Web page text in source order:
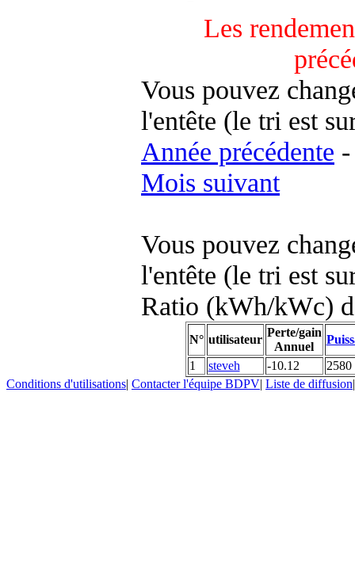
Les
Vous pouvez
l'entête (le tri est
Année précédente -
Mois suivant
Vous pouvez
l'entête (le tri est
Ratio (kWh/kWc)
N° utilisateur
Perte/gain
Annuel
1
steveh -10.12
2580
Conditions d'utilisations| Contacter l'équipe BDPV| Liste de diffusion